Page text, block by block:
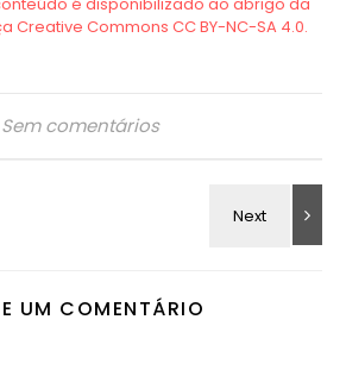
Sem comentários
UM COMENTÁRIO